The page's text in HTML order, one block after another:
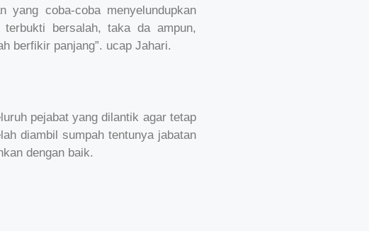
yang coba-coba menyelundupkan
bersalah, taka da ampun,
berfikir panjang”. ucap Jahari.
pejabat yang dilantik agar tetap
diambil sumpah tentunya jabatan
dengan baik.